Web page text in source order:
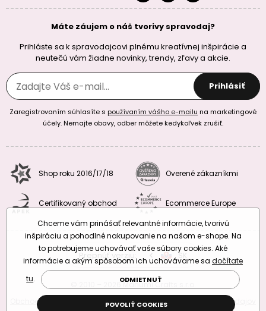
Máte záujem o náš tvorivy spravodaj?
Prihláste sa k spravodajcovi plnému kreatívnej inšpirácie a
neutečú vám žiadne novinky, trendy, zľavy a akcie.
Prihlásiť
Zaregistrovaním súhlasíte s používaním vášho e-mailu na marketingové
účely. Nemajte obavy, odber môžete kedykoľvek zrušiť.
Shop roku 2016/17/18 Overené zákazníkmi
Certifikovaný obchod Ecommerce Europe
Prepnúť verziu: CZSK
© 2010 – 2026 Manumi Crafts s.r.o.
Obchodné podmienky
Podmienky ochrany osobných údajov
Chceme vám prinášať relevantné informácie, tvorivú
inšpiráciu a pohodlné nakupovanie na našom e-shope. Na
to potrebujeme uchovávať vaše súbory cookies. Aké
informácie a akým spôsobom ich uchovávame sa dočítate
tu. ODMIETNUŤ
POVOLIŤ COOKIES